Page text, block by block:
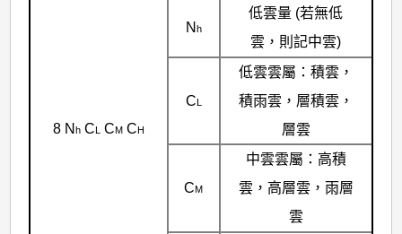
8 N hCL CMCH
N h
低雲量 (若無低
雲，則記中雲)
CL
低雲雲屬：積雲，
積雨雲，層積雲，
層雲
CM
中雲雲屬：高積
雲，高層雲，雨層
雲